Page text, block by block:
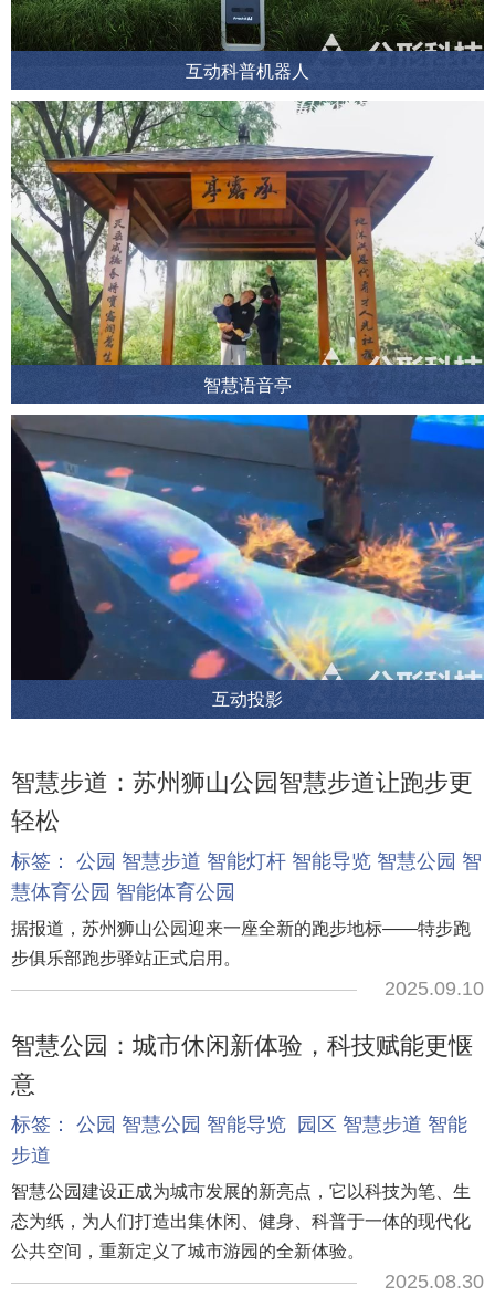
互动科普机器人
智慧语音亭
互动投影
智慧步道：苏州狮山公园智慧步道让跑步更
轻松
标签： 公园 智慧步道 智能灯杆 智能导览 智慧公园 智
慧体育公园 智能体育公园
据报道，苏州狮山公园迎来一座全新的跑步地标——特步跑
步俱乐部跑步驿站正式启用。
2025.09.10
智慧公园：城市休闲新体验，科技赋能更惬
意
标签： 公园 智慧公园 智能导览 园区 智慧步道 智能
步道
智慧公园建设正成为城市发展的新亮点，它以科技为笔、生
态为纸，为人们打造出集休闲、健身、科普于一体的现代化
公共空间，重新定义了城市游园的全新体验。
2025.08.30